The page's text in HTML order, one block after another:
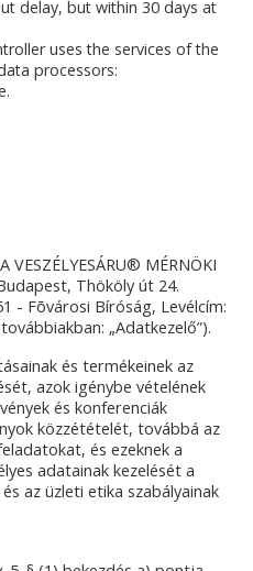
delay, but within 30 days at
uses the services of the
processors:
VESZÉLYESÁRU® MÉRNÖKI
Thököly út 24.
- Fõvárosi Bíróság, Levélcím:
„Adatkezelő”).
és termékeinek az
azok igénybe vételének
és konferenciák
közzétételét, továbbá az
és ezeknek a
adatainak kezelését a
az üzleti etika szabályainak